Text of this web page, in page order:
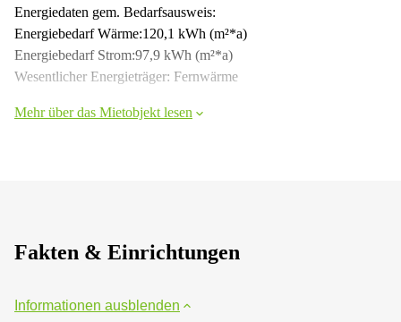
Energiedaten gem. Bedarfsausweis:
Energiebedarf Wärme:120,1 kWh (m²*a)
Energiebedarf Strom:97,9 kWh (m²*a)
Wesentlicher Energieträger: Fernwärme
Mehr über das Mietobjekt lesen
Fakten & Einrichtungen
Informationen ausblenden